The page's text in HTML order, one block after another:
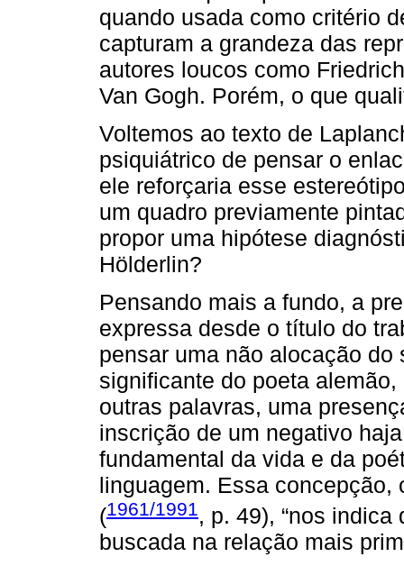
quando usada como critério
capturam a grandeza das
autores loucos como
Van Gogh. Porém, o que
Voltemos ao texto de
psiquiátrico de pensar o
ele reforçaria esse
um quadro previamente
propor uma hipótese
Hölderlin?
Pensando mais a fundo, a
expressa desde o título do
pensar uma não alocação
significante do poeta
outras palavras, uma
inscrição de um negativo
fundamental da vida e da
linguagem. Essa concepção,
(1961/1991, p. 49), “nos
buscada na relação mais